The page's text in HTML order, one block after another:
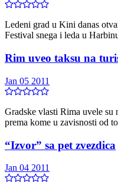
Ledeni grad u Kini danas
Festival snega i leda u
Rim uveo taksu na
Jan 05 2011
Gradske vlasti Rima uvele su
prema kome u zavisnosti od
“Izvor” sa pet zvezdica
Jan 04 2011